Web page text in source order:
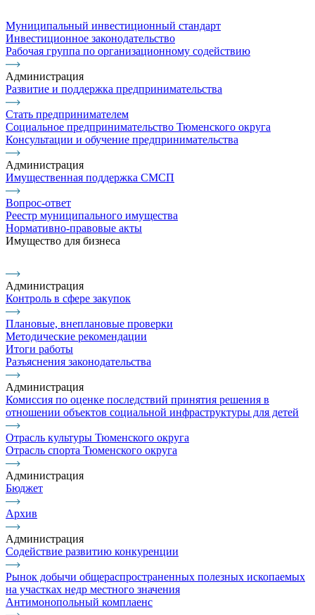
Муниципальный инвестиционный стандарт
Инвестиционное законодательство
Рабочая группа по организационному содействию
Администрация
Развитие и поддержка предпринимательства
Стать предпринимателем
Социальное предпринимательство Тюменского округа
Консультации и обучение предпринимательства
Администрация
Имущественная поддержка СМСП
Вопрос-ответ
Реестр муниципального имущества
Нормативно-правовые акты
Имущество для бизнеса
Администрация
Контроль в сфере закупок
Плановые, внеплановые проверки
Методические рекомендации
Итоги работы
Разъяснения законодательства
Администрация
Комиссия по оценке последствий принятия решения в
отношении объектов социальной инфраструктуры для детей
Отрасль культуры Тюменского округа
Отрасль спорта Тюменского округа
Администрация
Бюджет
Архив
Администрация
Содействие развитию конкуренции
Рынок добычи общераспространенных полезных ископаемых
на участках недр местного значения
Антимонопольный комплаенс